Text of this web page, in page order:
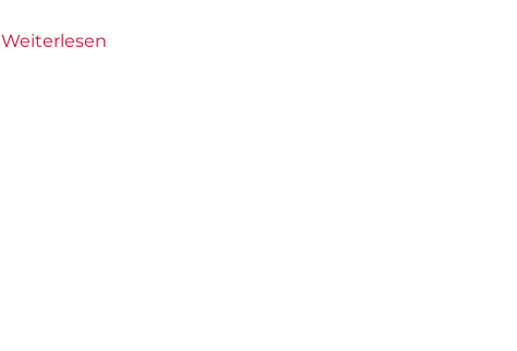
Weiterlesen